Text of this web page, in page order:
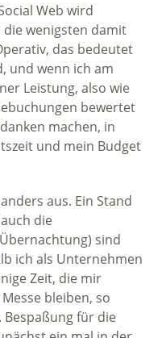
Web wird
wenigsten damit
das bedeutet
und wenn ich am
Leistung, also wie
bewertet
machen, in
und mein Budget
aus. Ein Stand
die
sind
ich als Unternehmen
Zeit, die mir
bleiben, so
Bespaßung für die